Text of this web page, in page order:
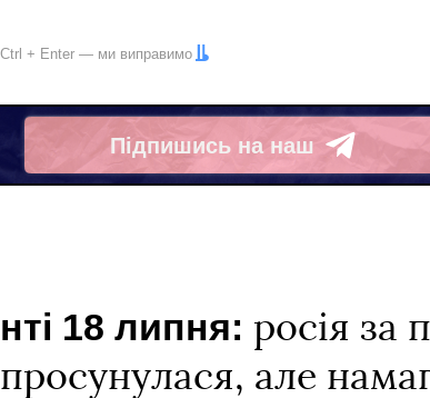
Ctrl + Enter — ми виправимо
Підпишись на наш
Telegram
18 липня: росія за
але